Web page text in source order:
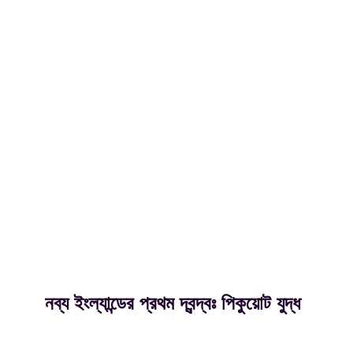
নব্য ইংল্যান্ডের প্রথম দ্বন্দ্বঃ পিকুয়োট যুদ্ধ